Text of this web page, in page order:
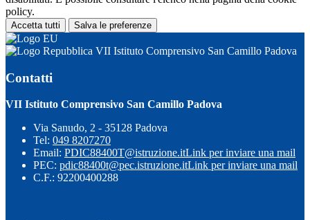
policy.
Accetta tutti Salva le preferenze
VII Istituto Comprensivo San Camillo Padova
Contatti
VII Istituto Comprensivo San Camillo Padova
Via Sanudo, 2 - 35128 Padova
Tel: 049 8207270
Email: PDIC88400T@istruzione.itLink per inviare una mail
PEC: pdic88400t@pec.istruzione.itLink per inviare una mail
C.F.: 92200400288